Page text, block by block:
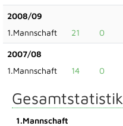
2008/09
1.Mannschaft
21 0
2007/08
1.Mannschaft
14 0
Gesamtstatistik
1.Mannschaft